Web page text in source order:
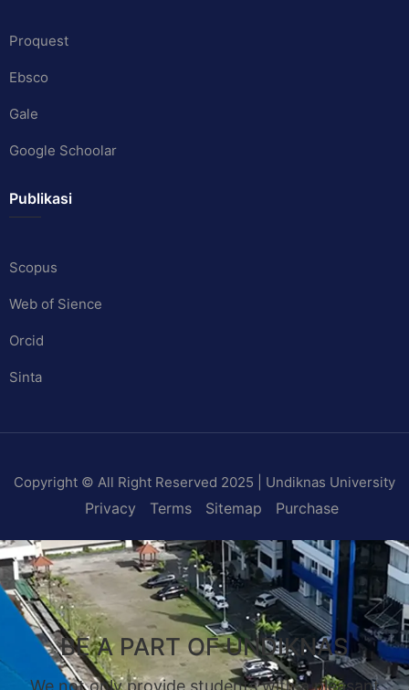
Proquest
Ebsco
Gale
Google Schoolar
Publikasi
Scopus
Web of Sience
Orcid
Sinta
Copyright © All Right Reserved 2025 | Undiknas University
Privacy Terms Sitemap Purchase
BE A PART OF UNDIKNAS
We not only provide students with a pleasant